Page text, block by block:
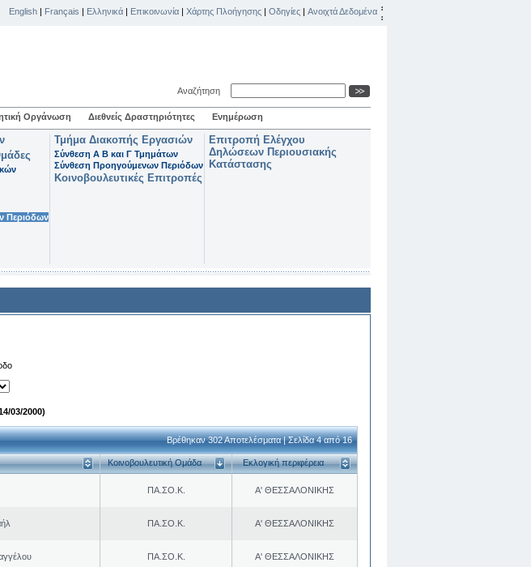
English | Français | Ελληνικά | Επικοινωνία | Χάρτης Πλοήγησης | Οδηγίες | Ανοιχτά Δεδομένα
Αναζήτηση
Οργάνωση Διεθνείς Δραστηριότητες Ενημέρωση
Περιόδων
Τμήμα Διακοπής Εργασιών
Σύνθεση Α Β και Γ Τμημάτων
Σύνθεση Προηγούμενων Περιόδων
Κοινοβουλευτικές Επιτροπές
Επιτροπή Ελέγχου
Δηλώσεων Περιουσιακής
Κατάστασης
03/2000)
Βρέθηκαν 302 Αποτελέσματα | Σελίδα 4 από 16
Κοινοβουλευτική Ομάδα Εκλογική περιφέρεια
ΠΑ.ΣΟ.Κ. Α' ΘΕΣΣΑΛΟΝΙΚΗΣ
ΠΑ.ΣΟ.Κ. Α' ΘΕΣΣΑΛΟΝΙΚΗΣ
ΠΑ.ΣΟ.Κ. Α' ΘΕΣΣΑΛΟΝΙΚΗΣ